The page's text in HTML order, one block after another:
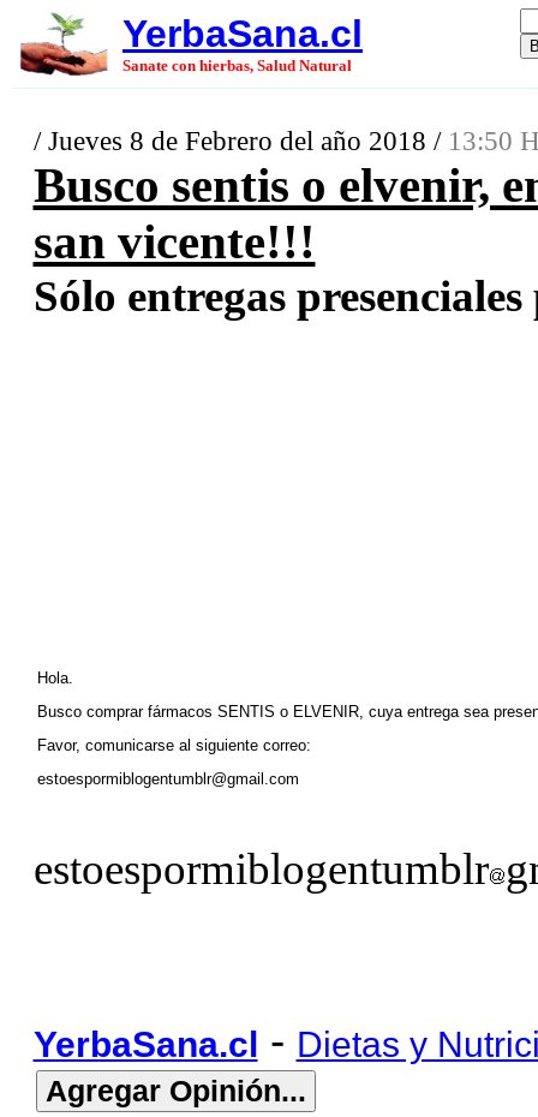
YerbaSana.cl
Sanate con hierbas, Salud Natural
/ Jueves 8 de Febrero del año 2018 / 13:50
Busco sentis o elvenir,
san vicente!!!
Sólo entregas
Hola.
Busco comprar fármacos SENTIS o ELVENIR, cuya entrega sea
Favor, comunicarse al siguiente correo:
estoespormiblogentumblr@gmail.com
estoespormiblogentumblr
YerbaSana.cl - Dietas y